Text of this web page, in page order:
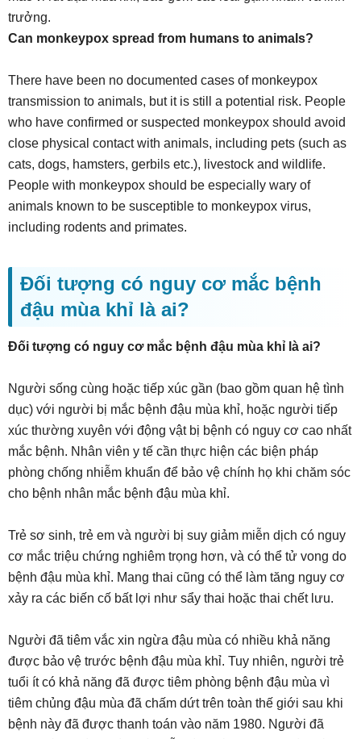
trưởng.
Can monkeypox spread from humans to animals?
There have been no documented cases of monkeypox
transmission to animals, but it is still a potential risk. People
who have confirmed or suspected monkeypox should avoid
close physical contact with animals, including pets (such as
cats, dogs, hamsters, gerbils etc.), livestock and wildlife.
People with monkeypox should be especially wary of
animals known to be susceptible to monkeypox virus,
including rodents and primates.
Đối tượng có nguy cơ mắc bệnh
đậu mùa khỉ là ai?
Đối tượng có nguy cơ mắc bệnh đậu mùa khỉ là ai?
Người sống cùng hoặc tiếp xúc gần (bao gồm quan hệ tình
dục) với người bị mắc bệnh đậu mùa khỉ, hoặc người tiếp
xúc thường xuyên với động vật bị bệnh có nguy cơ cao nhất
mắc bệnh. Nhân viên y tế cần thực hiện các biện pháp
phòng chống nhiễm khuẩn để bảo vệ chính họ khi chăm sóc
cho bệnh nhân mắc bệnh đậu mùa khỉ.
Trẻ sơ sinh, trẻ em và người bị suy giảm miễn dịch có nguy
cơ mắc triệu chứng nghiêm trọng hơn, và có thể tử vong do
bệnh đậu mùa khỉ. Mang thai cũng có thể làm tăng nguy cơ
xảy ra các biến cố bất lợi như sẩy thai hoặc thai chết lưu.
Người đã tiêm vắc xin ngừa đậu mùa có nhiều khả năng
được bảo vệ trước bệnh đậu mùa khỉ. Tuy nhiên, người trẻ
tuổi ít có khả năng đã được tiêm phòng bệnh đậu mùa vì
tiêm chủng đậu mùa đã chấm dứt trên toàn thế giới sau khi
bệnh này đã được thanh toán vào năm 1980. Người đã